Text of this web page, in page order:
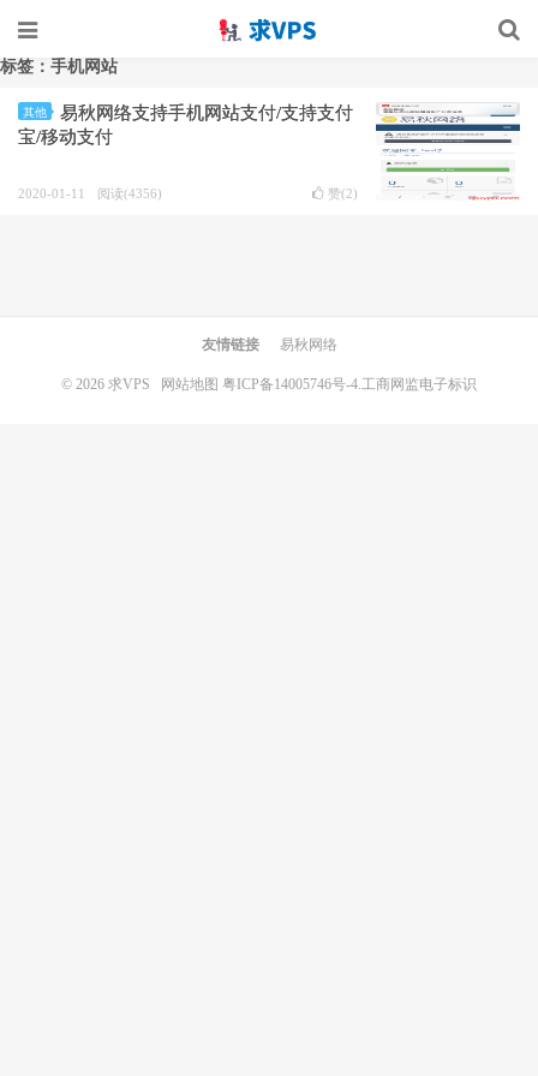
标签：手机网站
其他
易秋网络支持手机网站支付/支持支付
宝/移动支付
2020-01-11 阅读(4356) 赞(2)
友情链接 易秋网络
© 2026 求VPS 网站地图 粤ICP备14005746号-4.工商网监电子标识